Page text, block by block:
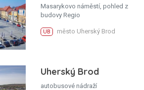
Masarykovo náměstí, pohled z
budovy Regio
UB město Uherský Brod
Uherský Brod
autobusové nádraží